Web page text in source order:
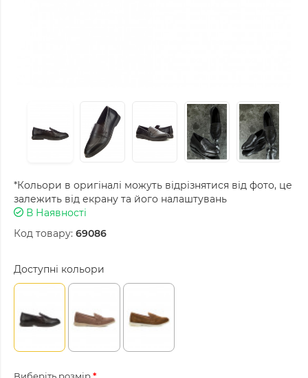
*Кольори в оригіналі можуть відрізнятися від фото, це
залежить від екрану та його налаштувань
В Наявності
Код товару: 69086
Доступні кольори
Виберіть розмір